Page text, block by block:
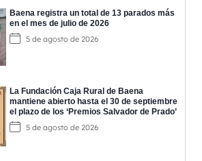
Baena registra un total de 13 parados más
en el mes de julio de 2026
5 de agosto de 2026
La Fundación Caja Rural de Baena
mantiene abierto hasta el 30 de septiembre
el plazo de los ‘Premios Salvador de Prado’
5 de agosto de 2026